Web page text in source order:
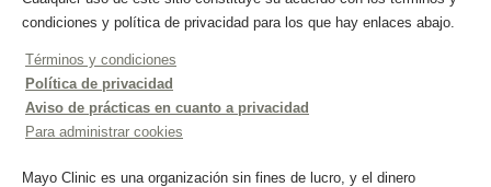
condiciones y política de privacidad para los que hay enlaces abajo.
Términos y condiciones
Política de privacidad
Aviso de prácticas en cuanto a privacidad
Para administrar cookies
Mayo Clinic es una organización sin fines de lucro, y el dinero